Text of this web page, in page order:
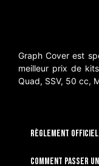
Graph Cover est
meilleur prix de
Quad, SSV, 50 cc,
RÈGLEMENT
Comment passer